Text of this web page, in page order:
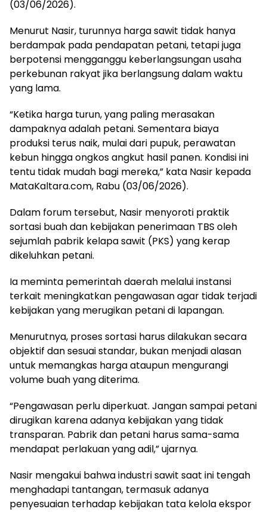
(03/06/2026).
Menurut Nasir, turunnya harga sawit tidak hanya
berdampak pada pendapatan petani, tetapi juga
berpotensi mengganggu keberlangsungan usaha
perkebunan rakyat jika berlangsung dalam waktu
yang lama.
“Ketika harga turun, yang paling merasakan
dampaknya adalah petani. Sementara biaya
produksi terus naik, mulai dari pupuk, perawatan
kebun hingga ongkos angkut hasil panen. Kondisi ini
tentu tidak mudah bagi mereka,” kata Nasir kepada
MataKaltara.com, Rabu (03/06/2026).
Dalam forum tersebut, Nasir menyoroti praktik
sortasi buah dan kebijakan penerimaan TBS oleh
sejumlah pabrik kelapa sawit (PKS) yang kerap
dikeluhkan petani.
Ia meminta pemerintah daerah melalui instansi
terkait meningkatkan pengawasan agar tidak terjadi
kebijakan yang merugikan petani di lapangan.
Menurutnya, proses sortasi harus dilakukan secara
objektif dan sesuai standar, bukan menjadi alasan
untuk memangkas harga ataupun mengurangi
volume buah yang diterima.
“Pengawasan perlu diperkuat. Jangan sampai petani
dirugikan karena adanya kebijakan yang tidak
transparan. Pabrik dan petani harus sama-sama
mendapat perlakuan yang adil,” ujarnya.
Nasir mengakui bahwa industri sawit saat ini tengah
menghadapi tantangan, termasuk adanya
penyesuaian terhadap kebijakan tata kelola ekspor